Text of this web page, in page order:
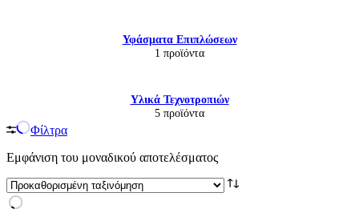
Υφάσματα Επιπλώσεων
1 προϊόντα
Υλικά Τεχνοτροπιών
5 προϊόντα
Φίλτρα
Εμφάνιση του μοναδικού αποτελέσματος